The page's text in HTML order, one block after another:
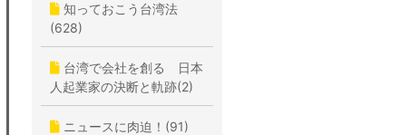
知っておこう台湾法
(628)
台湾で会社を創る 日本
人起業家の決断と軌跡(2)
ニュースに肉迫！(91)